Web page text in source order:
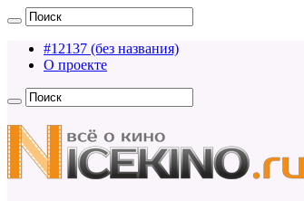
#12137 (без названия)
О проекте